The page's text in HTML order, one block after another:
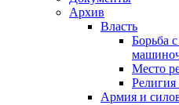
Архив
Власть
Борьба
Место
Религия
Армия и